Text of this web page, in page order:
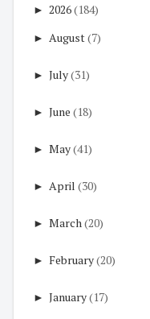
► 2026(184)
► August(7)
► July(31)
► June (18)
► May(41)
► April (30)
► March(20)
► February(20)
► January(17)